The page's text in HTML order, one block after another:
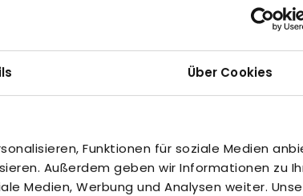
Über Cookies
Funktionen für soziale Medien
Außerdem geben wir Informationen zu
Medien, Werbung und Analysen weiter.